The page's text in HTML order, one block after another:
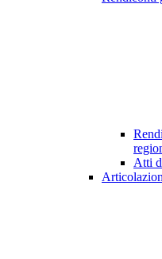
Atti